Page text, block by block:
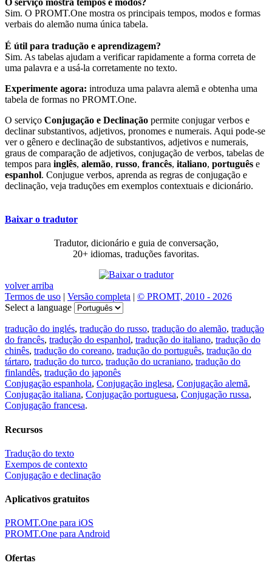
Sim. O PROMT.One mostra os principais tempos, modos e formas
verbais do alemão numa única tabela.
É útil para tradução e aprendizagem?
Sim. As tabelas ajudam a verificar rapidamente a forma correta de
uma palavra e a usá-la corretamente no texto.
Experimente agora: introduza uma palavra alemã e obtenha uma
tabela de formas no PROMT.One.
O serviço Conjugação e Declinação permite conjugar verbos e
declinar substantivos, adjetivos, pronomes e numerais. Aqui pode-se
ver o gênero e declinação de substantivos, adjetivos e numerais,
graus de comparação de adjetivos, conjugação de verbos, tabelas de
tempos para inglês, alemão, russo, francês, italiano, português e
espanhol. Conjugue verbos, aprenda as regras de conjugação e
declinação, veja traduções em exemplos contextuais e dicionário.
Baixar o tradutor
Tradutor, dicionário e guia de conversação,
20+ idiomas, traduções favoritas.
volver arriba
Termos de uso | Versão completa | © PROMT, 2010 - 2026
Select a language
tradução do inglés, tradução do russo, tradução do alemão, tradução
do francês, tradução do espanhol, tradução do italiano, tradução do
chinês, tradução do coreano, tradução do português, tradução do
tártaro, tradução do turco, tradução do ucraniano, tradução do
finlandês, tradução do japonês
Conjugação espanhola, Conjugação inglesa, Conjugação alemã,
Conjugação italiana, Conjugação portuguesa, Conjugação russa,
Conjugação francesa.
Recursos
Tradução do texto
Exempos de contexto
Conjugação e declinação
Aplicativos gratuitos
PROMT.One para iOS
PROMT.One para Android
Ofertas